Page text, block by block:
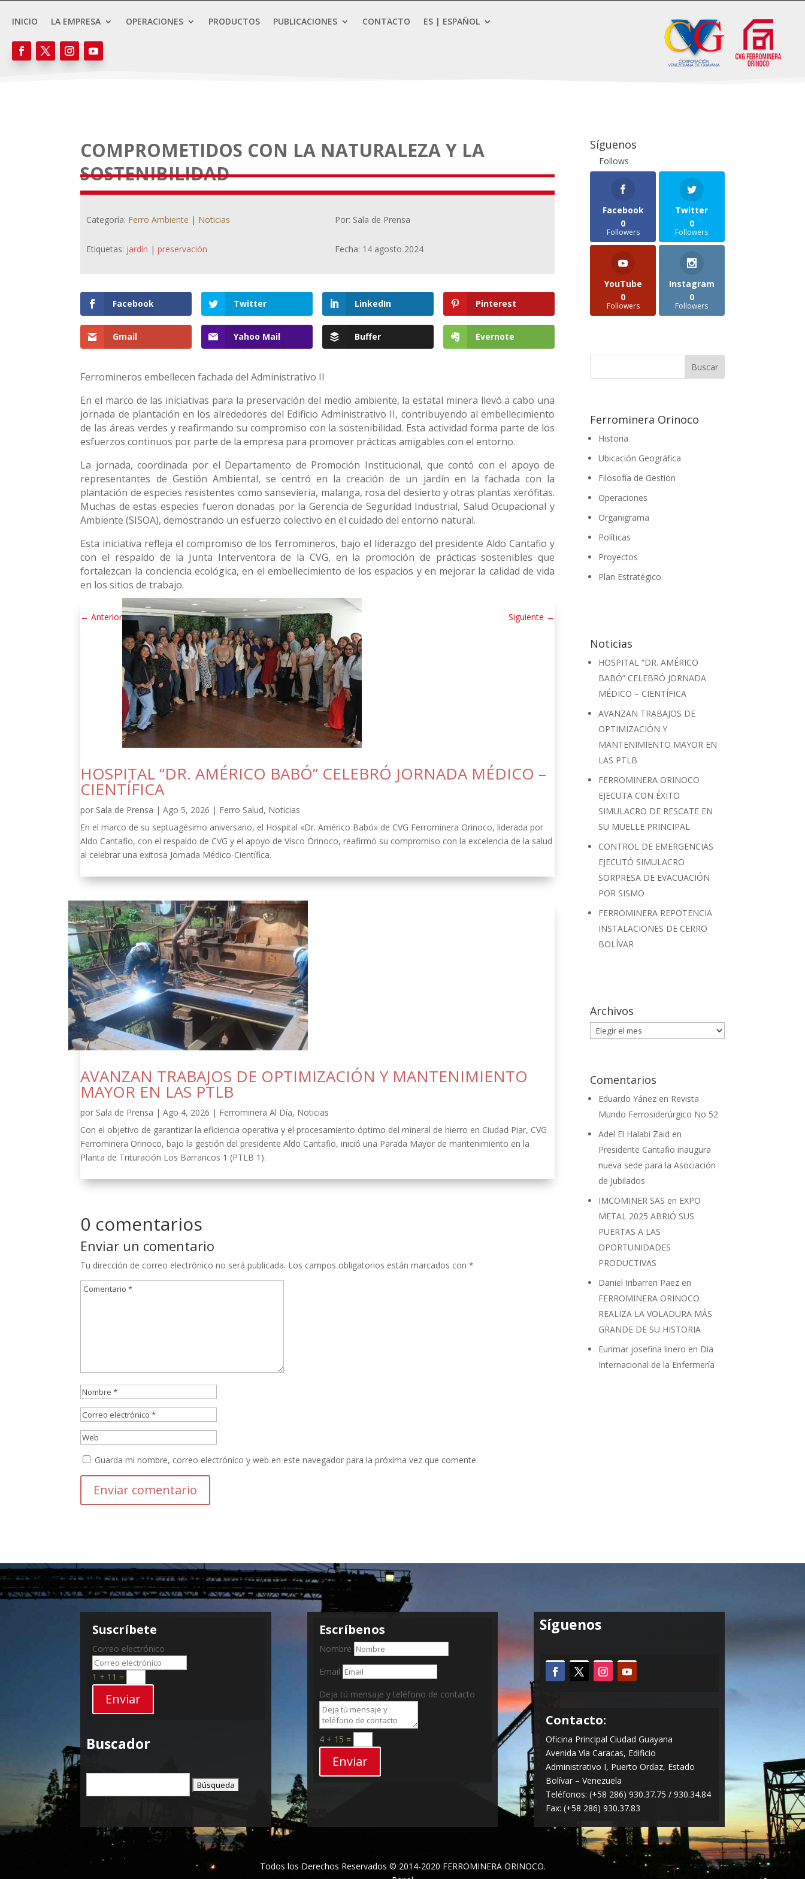
INICIO LA EMPRESA OPERACIONES PRODUCTOS PUBLICACIONES CONTACTO ES | ESPAÑOL
COMPROMETIDOS CON LA NATURALEZA Y LA
SOSTENIBILIDAD
Categoría: Ferro Ambiente | Noticias
Etiquetas: jardín |preservación
Por: Sala de Prensa
Fecha: 14 agosto 2024
Facebook Twitter LinkedIn Pinterest
Gmail Yahoo Mail Buffer Evernote
Ferromineros embellecen fachada del Administrativo II
En el marco de las iniciativas para la preservación del medio ambiente, la estatal minera llevó a cabo una
jornada de plantación en los alrededores del Edificio Administrativo II, contribuyendo al embellecimiento
de las áreas verdes y reafirmando su compromiso con la sostenibilidad. Esta actividad forma parte de los
esfuerzos continuos por parte de la empresa para promover prácticas amigables con el entorno.
La jornada, coordinada por el Departamento de Promoción Institucional, que contó con el apoyo de
representantes de Gestión Ambiental, se centró en la creación de un jardín en la fachada con la
plantación de especies resistentes como sansevieria, malanga, rosa del desierto y otras plantas xerófitas.
Muchas de estas especies fueron donadas por la Gerencia de Seguridad Industrial, Salud Ocupacional y
Ambiente (SISOA), demostrando un esfuerzo colectivo en el cuidado del entorno natural.
Esta iniciativa refleja el compromiso de los ferromineros, bajo el liderazgo del presidente Aldo Cantafio y
con el respaldo de la Junta Interventora de la CVG, en la promoción de prácticas sostenibles que
fortalezcan la conciencia ecológica, en el embellecimiento de los espacios y en mejorar la calidad de vida
en los sitios de trabajo.
←Anterior Siguiente →
HOSPITAL “DR. AMÉRICO BABÓ” CELEBRÓ JORNADA MÉDICO –
CIENTÍFICA
por Sala de Prensa |Ago 5, 2026 | Ferro Salud, Noticias
En el marco de su septuagésimo aniversario, el Hospital «Dr. Américo Babó» de CVG Ferrominera Orinoco, liderada por
Aldo Cantafio, con el respaldo de CVG y el apoyo de Visco Orinoco, reafirmó su compromiso con la excelencia de la salud
al celebrar una exitosa Jornada Médico-Científica.
AVANZAN TRABAJOS DE OPTIMIZACIÓN Y MANTENIMIENTO
MAYOR EN LAS PTLB
por Sala de Prensa |Ago 4, 2026 | Ferrominera Al Día, Noticias
Con el objetivo de garantizar la eficiencia operativa y el procesamiento óptimo del mineral de hierro en Ciudad Piar, CVG
Ferrominera Orinoco, bajo la gestión del presidente Aldo Cantafio, inició una Parada Mayor de mantenimiento en la
Planta de Trituración Los Barrancos 1 (PTLB 1).
0 comentarios
Enviar un comentario
Tu dirección de correo electrónico no será publicada. Los campos obligatorios están marcados con*
Guarda mi nombre, correo electrónico y web en este navegador para la próxima vez que comente.
Enviar comentario
Síguenos
Follows
Facebook
0
Followers
Twitter
0
Followers
YouTube
0
Followers
Instagram
0
Followers
Ferrominera Orinoco
Historia
Ubicación Geográfica
Filosofía de Gestión
Operaciones
Organigrama
Políticas
Proyectos
Plan Estratégico
Noticias
HOSPITAL “DR. AMÉRICO
BABÓ” CELEBRÓ JORNADA
MÉDICO – CIENTÍFICA
AVANZAN TRABAJOS DE
OPTIMIZACIÓN Y
MANTENIMIENTO MAYOR EN
LAS PTLB
FERROMINERA ORINOCO
EJECUTA CON ÉXITO
SIMULACRO DE RESCATE EN
SU MUELLE PRINCIPAL
CONTROL DE EMERGENCIAS
EJECUTÓ SIMULACRO
SORPRESA DE EVACUACIÓN
POR SISMO
FERROMINERA REPOTENCIA
INSTALACIONES DE CERRO
BOLÍVAR
Archivos
Archivos
Comentarios
Eduardo Yánez en Revista
Mundo Ferrosiderúrgico No 52
Adel El Halabi Zaid en
Presidente Cantafio inaugura
nueva sede para la Asociación
de Jubilados
IMCOMINER SAS en EXPO
METAL 2025 ABRIÓ SUS
PUERTAS A LAS
OPORTUNIDADES
PRODUCTIVAS
Daniel Iribarren Paez en
FERROMINERA ORINOCO
REALIZA LA VOLADURA MÁS
GRANDE DE SU HISTORIA
Eurimar josefina linero en Día
Internacional de la Enfermería
Suscríbete
Correo electrónico
1 + 11 =
Enviar
Buscador
Escríbenos
Nombre
Email
Deja tú mensaje y teléfono de contacto
4 + 15 =
Enviar
Síguenos
Contacto:
Oficina Principal Ciudad Guayana
Avenida Vía Caracas, Edificio
Administrativo I, Puerto Ordaz, Estado
Bolívar – Venezuela
Teléfonos: (+58 286) 930.37.75 / 930.34.84
Fax: (+58 286) 930.37.83
Todos los Derechos Reservados © 2014-2020 FERROMINERA ORINOCO.